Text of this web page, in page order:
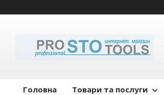
Головна Товари та послуги